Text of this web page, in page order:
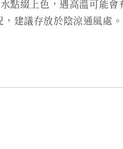
綴上色，遇高溫可能會
，建議存放於陰涼通風處。